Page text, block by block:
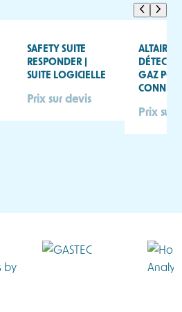
SAFETY SUITE
RESPONDER |
SUITE LOGICIELLE
Prix sur devis
ALTAIR
GAZ
Prix sur